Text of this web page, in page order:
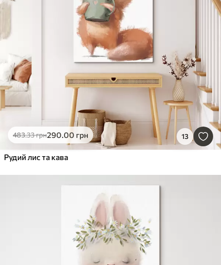
Очистити фільтр
483.33грн290.00 грн 13
Рудий лис та кава